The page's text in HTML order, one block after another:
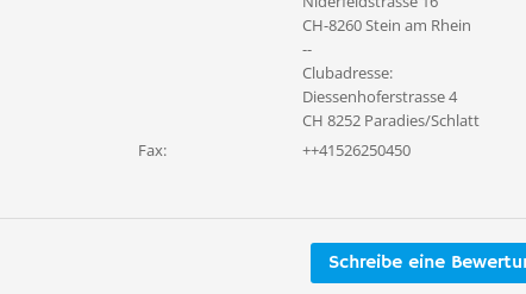
CH-8260 Stein am Rhein
--
Clubadresse:
Diessenhoferstrasse 4
CH 8252 Paradies/Schlatt
Fax: ++41526250450
Schreibe eine